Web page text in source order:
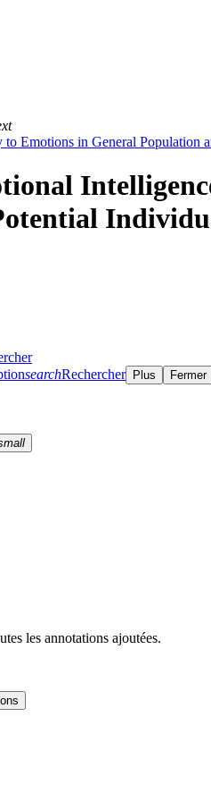
Emotions in General Population
searchRechercher Plus Fermer
les annotations ajoutées.